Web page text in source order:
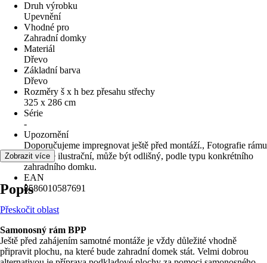
Druh výrobku
Upevnění
Vhodné pro
Zahradní domky
Materiál
Dřevo
Základní barva
Dřevo
Rozměry š x h bez přesahu střechy
325 x 286 cm
Série
-
Upozornění
Doporučujeme impregnovat ještě před montáží., Fotografie rámu
je pouze ilustrační, může být odlišný, podle typu konkrétního
zahradního domku.
EAN
8586010587691
Zobrazit více
Popis
Přeskočit oblast
Samonosný rám BPP
Ještě před zahájením samotné montáže je vždy důležité vhodně
připravit plochu, na které bude zahradní domek stát. Velmi dobrou